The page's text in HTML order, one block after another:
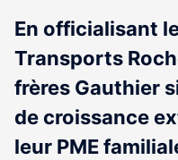
En officialisant
Transports
frères Gauthier
de croissance
leur PME